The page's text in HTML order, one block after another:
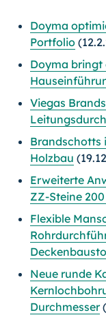
Doyma
Portfolio
Doyma bringt
Viegas
Brandschotts
Holzbau
Erweiterte
ZZ-Steine
Flexible
Neue runde
Durchmesser